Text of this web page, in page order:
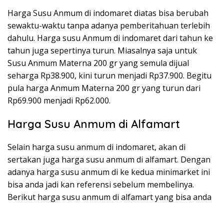
Harga Susu Anmum di indomaret diatas bisa berubah
sewaktu-waktu tanpa adanya pemberitahuan terlebih
dahulu. Harga susu Anmum di indomaret dari tahun ke
tahun juga sepertinya turun. Miasalnya saja untuk
Susu Anmum Materna 200 gr yang semula dijual
seharga Rp38.900, kini turun menjadi Rp37.900. Begitu
pula harga Anmum Materna 200 gr yang turun dari
Rp69.900 menjadi Rp62.000.
Harga Susu Anmum di Alfamart
Selain harga susu anmum di indomaret, akan di
sertakan juga harga susu anmum di alfamart. Dengan
adanya harga susu anmum di ke kedua minimarket ini
bisa anda jadi kan referensi sebelum membelinya.
Berikut harga susu anmum di alfamart yang bisa anda